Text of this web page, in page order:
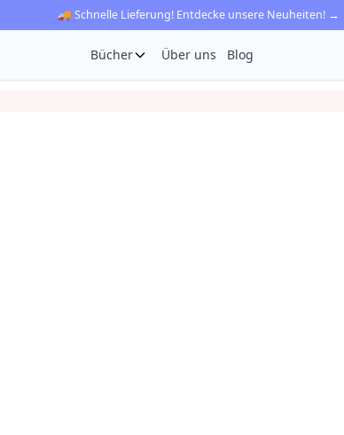
🚚 Schnelle Lieferung! Entdecke unsere Neuheiten! →
Bücher Über uns Blog